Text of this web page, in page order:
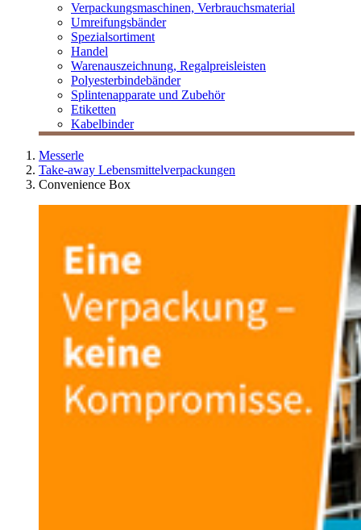
Verpackungsmaschinen, Verbrauchsmaterial
Umreifungsbänder
Spezialsortiment
Handel
Warenauszeichnung, Regalpreisleisten
Polyesterbindebänder
Splintenapparate und Zubehör
Etiketten
Kabelbinder
Messerle
Take-away Lebensmittelverpackungen
Convenience Box